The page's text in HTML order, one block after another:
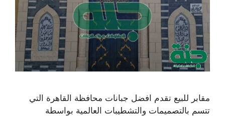
مقابر للبيع تقدم افضل جبانات محافظة القاهرة التي
تتسم بالتصميمات والتشطيبات العالمية بواسطة